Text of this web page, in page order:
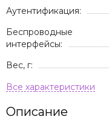
Аутентификация:
Беспроводные
интерфейсы:
Вес, г:
Описание